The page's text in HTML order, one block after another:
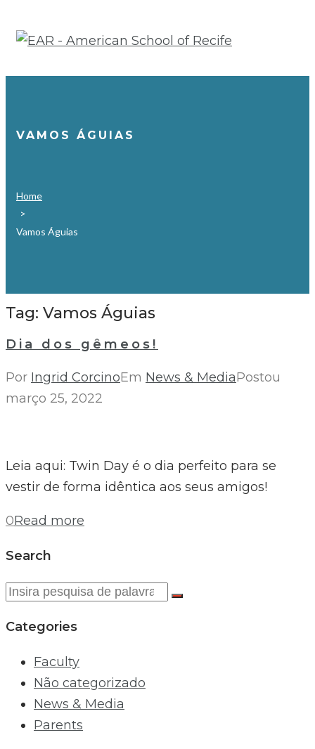
para
conteúdo
VAMOS ÁGUIAS
Home
>
Vamos Águias
Tag: Vamos Águias
Dia dos gêmeos!
Por Ingrid CorcinoEm News & MediaPostou
março 25, 2022
Leia aqui: Twin Day é o dia perfeito para se
vestir de forma idêntica aos seus amigos!
0Read more
Search
Procurar:
Categories
Faculty
Não categorizado
News & Media
Parents